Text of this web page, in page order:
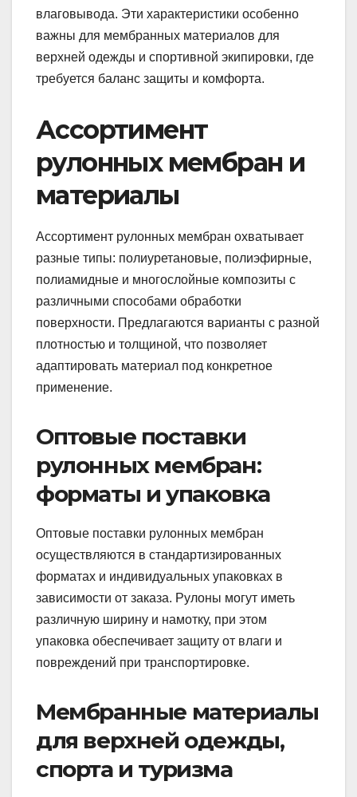
влаговывода. Эти характеристики особенно
важны для мембранных материалов для
верхней одежды и спортивной экипировки, где
требуется баланс защиты и комфорта.
Ассортимент
рулонных мембран и
материалы
Ассортимент рулонных мембран охватывает
разные типы: полиуретановые, полиэфирные,
полиамидные и многослойные композиты с
различными способами обработки
поверхности. Предлагаются варианты с разной
плотностью и толщиной, что позволяет
адаптировать материал под конкретное
применение.
Оптовые поставки
рулонных мембран:
форматы и упаковка
Оптовые поставки рулонных мембран
осуществляются в стандартизированных
форматах и индивидуальных упаковках в
зависимости от заказа. Рулоны могут иметь
различную ширину и намотку, при этом
упаковка обеспечивает защиту от влаги и
повреждений при транспортировке.
Мембранные материалы
для верхней одежды,
спорта и туризма